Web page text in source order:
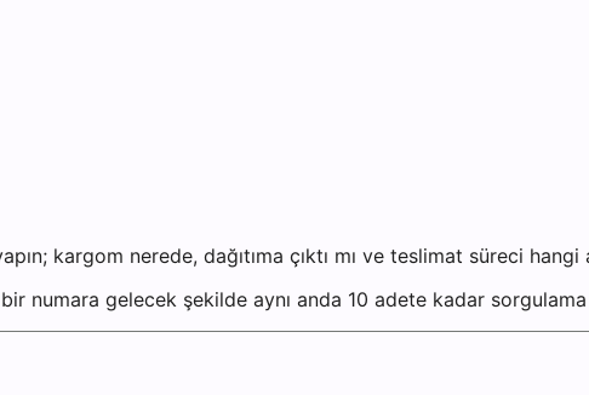
kargom nerede, dağıtıma çıktı mı ve teslimat süreci
numara gelecek şekilde aynı anda 10 adete kadar